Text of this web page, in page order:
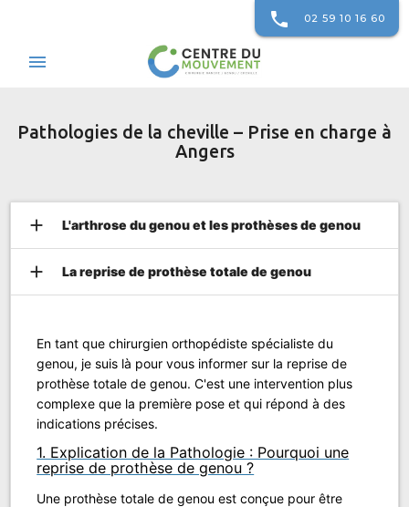
phone 02 59 10 16 60
menu
Pathologies de la cheville – Prise en charge à
Angers
add L'arthrose du genou et les prothèses de genou
add La reprise de prothèse totale de genou
En tant que chirurgien orthopédiste spécialiste du
genou, je suis là pour vous informer sur la reprise de
prothèse totale de genou. C'est une intervention plus
complexe que la première pose et qui répond à des
indications précises.
1. Explication de la Pathologie : Pourquoi une
reprise de prothèse de genou ?
Une prothèse totale de genou est conçue pour être